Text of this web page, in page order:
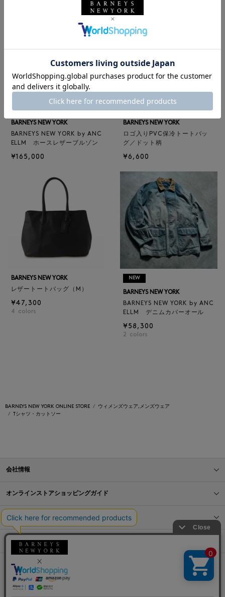
BARNEYS NEW YORK
BARNEYS NEW YORK by ANC
ELLM ホースレザーブルゾン
¥165,000
BARNEYS NEW YORK
ロゴ入りPVC保冷トートバッ
グ／ドット柄
¥6,600
BARNEYS NEW YORK
レザートートバッグ（M）
¥47,300
4 colors
NEW
BARNEYS NEW YORK
BARNEYS NEW YORK by ANC
ELLM デニムカバーオール
¥58,300
2 colors
BARNEYS NEW YORK ONLINE STORE
ウィメンズウェア,メンズウェア
Tシャツ・カットソー
会社情報
オンラインストアショッピングガイド
店舗情報
サービス